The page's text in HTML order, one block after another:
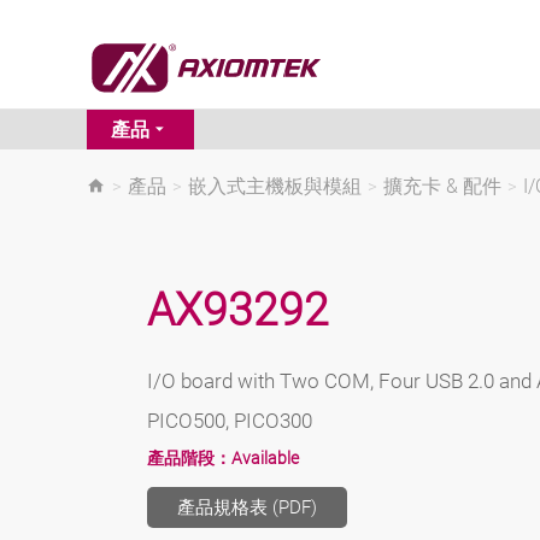
產品
> 產品 > 嵌入式主機板與模組 > 擴充卡 & 配件 >
AX93292
I/O board with Two COM, Four USB 2.0 and
PICO500, PICO300
產品階段： Available
產品規格表 (PDF)